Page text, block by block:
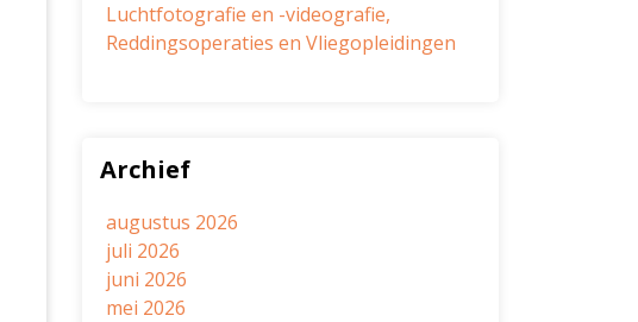
Luchtfotografie en -videografie,
Reddingsoperaties en Vliegopleidingen
Archief
augustus 2026
juli 2026
juni 2026
mei 2026